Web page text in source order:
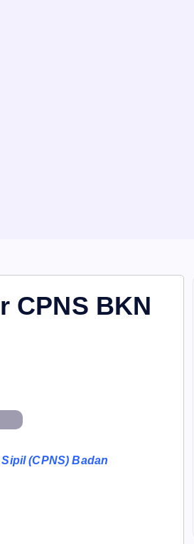
CPNS BKN
(CPNS) Badan